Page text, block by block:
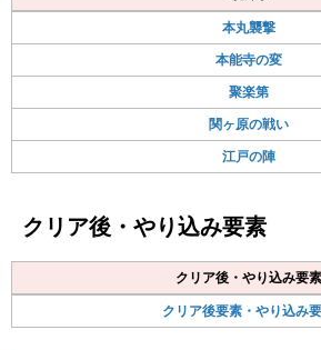
本丸襲撃
本能寺の変
聚楽第
関ヶ原の戦い
江戸の陣
クリア後・やり込み要素
クリア後・やり込み要素
クリア後要素・やり込み